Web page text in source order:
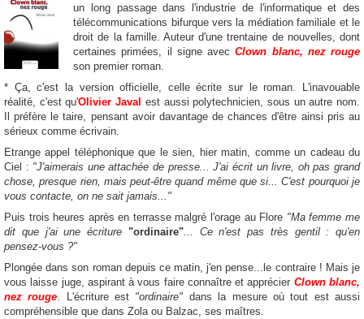
un long passage dans l'industrie de l'informatique et des
télécommunications bifurque vers la médiation familiale et le
droit de la famille. Auteur d'une trentaine de nouvelles, dont
certaines primées, il signe avecClown blanc, nez rouge
son premier roman.
* Ça, c'est la version officielle, celle écrite sur le roman. L'inavouable
réalité, c'est qu'Olivier Javal est aussi polytechnicien, sous un autre nom.
Il préfère le taire, pensant avoir davantage de chances d'être ainsi pris au
sérieux comme écrivain.
Etrange appel téléphonique que le sien, hier matin, comme un cadeau du
Ciel : "J'aimerais une attachée de presse... J'ai écrit un livre, oh pas grand
chose, presque rien, mais peut-être quand même que si... C'est pourquoi je
vous contacte, on ne sait jamais..."
Puis trois heures après en terrasse malgré l'orage au Flore "Ma femme me
dit que j'ai une écriture "ordinaire"... Ce n'est pas très gentil : qu'en
pensez-vous ?"
Plongée dans son roman depuis ce matin, j'en pense...le contraire ! Mais je
vous laisse juge, aspirant à vous faire connaître et apprécier Clown blanc,
nez rouge. L'écriture est "ordinaire" dans la mesure où tout est aussi
compréhensible que dans Zola ou Balzac, ses maîtres.